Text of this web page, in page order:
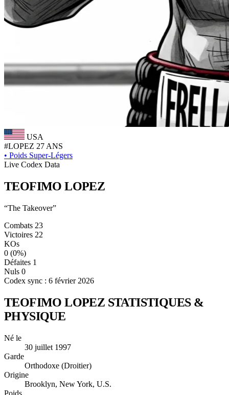
USA
#LOPEZ 27 ANS
• Poids Super-Légers
Live Codex Data
TEOFIMOLOPEZ
“The Takeover”
Combats 23
Victoires 22
KOs
0 (0%)
Défaites 1
Nuls 0
Codex sync : 6 février 2026
TEOFIMO LOPEZ STATISTIQUES &
PHYSIQUE
Né le
30 juillet 1997
Garde
Orthodoxe (Droitier)
Origine
Brooklyn, New York, U.S.
Poids